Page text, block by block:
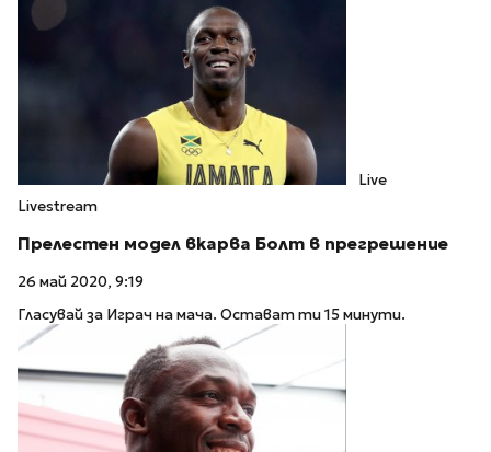
Live
Livestream
Прелестен модел вкарва Болт в прегрешение
26 май 2020, 9:19
Гласувай за Играч на мача. Остават ти 15 минути.